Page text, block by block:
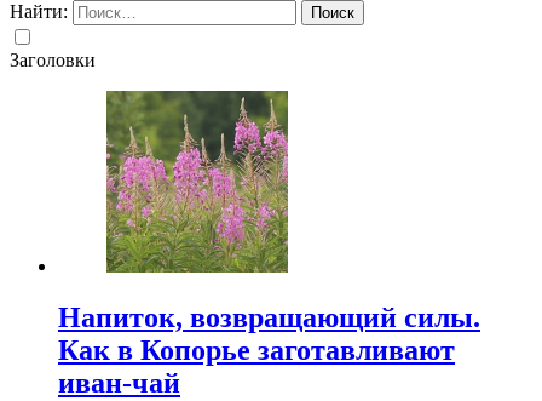
Найти:
Заголовки
Напиток, возвращающий силы.
Как в Копорье заготавливают
иван-чай